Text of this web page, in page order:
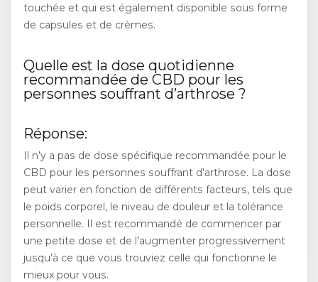
touchée et qui est également disponible sous forme
de capsules et de crèmes.
Quelle est la dose quotidienne
recommandée de CBD pour les
personnes souffrant d’arthrose ?
Réponse:
Il n’y a pas de dose spécifique recommandée pour le
CBD pour les personnes souffrant d’arthrose. La dose
peut varier en fonction de différents facteurs, tels que
le poids corporel, le niveau de douleur et la tolérance
personnelle. Il est recommandé de commencer par
une petite dose et de l’augmenter progressivement
jusqu’à ce que vous trouviez celle qui fonctionne le
mieux pour vous.